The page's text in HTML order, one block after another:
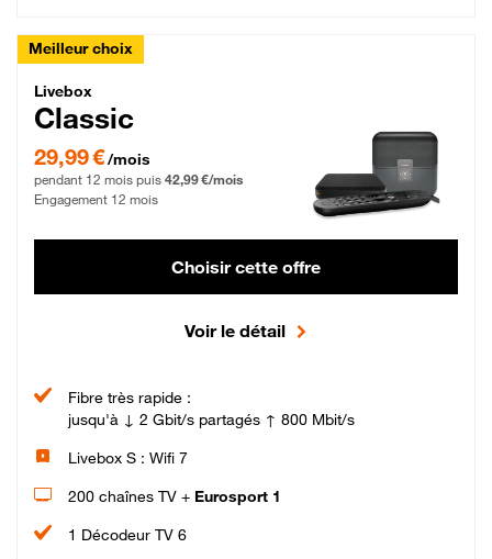
Meilleur choix
Livebox Classic Fibre
Livebox
Classic
29,99 € par mois pendant 12 mois puis 42,99 € par mois, Engagement 12 mois
29,99 €/mois
pendant 12 mois puis 42,99 €/mois
Engagement 12 mois
Choisir cette offre
Voir le détail
Fibre très rapide :
jusqu'à ↓ 2 Gbit/s partagés ↑ 800 Mbit/s
Livebox S : Wifi 7
200 chaînes TV + Eurosport 1
1 Décodeur TV 6